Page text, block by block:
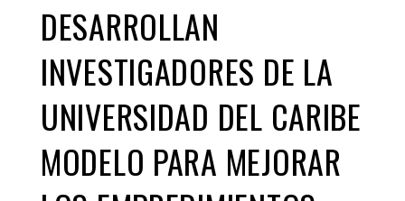
DESARROLLAN
INVESTIGADORES DE LA
UNIVERSIDAD DEL CARIBE
MODELO PARA MEJORAR